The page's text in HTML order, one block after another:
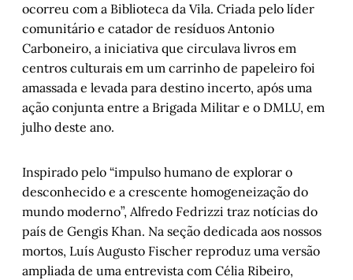
ocorreu com a Biblioteca da Vila. Criada pelo líder
comunitário e catador de resíduos Antonio
Carboneiro, a iniciativa que circulava livros em
centros culturais em um carrinho de papeleiro foi
amassada e levada para destino incerto, após uma
ação conjunta entre a Brigada Militar e o DMLU, em
julho deste ano.
Inspirado pelo “impulso humano de explorar o
desconhecido e a crescente homogeneização do
mundo moderno”, Alfredo Fedrizzi traz notícias do
país de Gengis Khan. Na seção dedicada aos nossos
mortos, Luís Augusto Fischer reproduz uma versão
ampliada de uma entrevista com Célia Ribeiro,